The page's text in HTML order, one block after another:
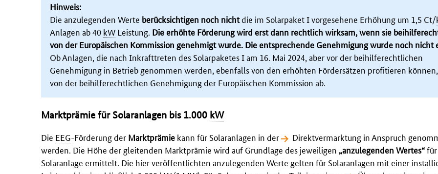
Hinweis:
Die anzulegenden Werte berücksichtigen noch nichtdie im Solarpaket I vorgesehene Erhöhung um 1,5 Ct/
Anlagen ab 40 kW Leistung. Die erhöhte Förderung wird erst dann rechtlich wirksam, wenn sie
von der Europäischen Kommission genehmigt wurde. Die entsprechende Genehmigung wurde noch nicht
Ob Anlagen, die nach Inkrafttreten des Solarpaketes I am 16. Mai 2024, aber vor der beihilferechtlichen
Genehmigung in Betrieb genommen werden, ebenfalls von den erhöhten Fördersätzen profitieren
von der beihilferechtlichen Genehmigung der Europäischen Kommission ab.
Marktprämie für Solaranlagen bis 1.000 kW
Die EEG-Förderung der Marktprämie kann für Solaranlagen in der Direktvermarktung in Anspruch
werden. Die Höhe der gleitenden Marktprämie wird auf Grundlage des jeweiligen „anzulegenden Wertes“
Solaranlage ermittelt. Die hier veröffentlichten anzulegenden Werte gelten für Solaranlagen mit einer